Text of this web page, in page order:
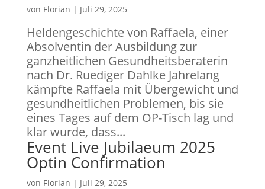
von Florian | Juli 29, 2025
Heldengeschichte von Raffaela, einer
Absolventin der Ausbildung zur
ganzheitlichen Gesundheitsberaterin
nach Dr. Ruediger Dahlke Jahrelang
kämpfte Raffaela mit Übergewicht und
gesundheitlichen Problemen, bis sie
eines Tages auf dem OP-Tisch lag und
klar wurde, dass...
Event Live Jubilaeum 2025
Optin Confirmation
von Florian | Juli 29, 2025